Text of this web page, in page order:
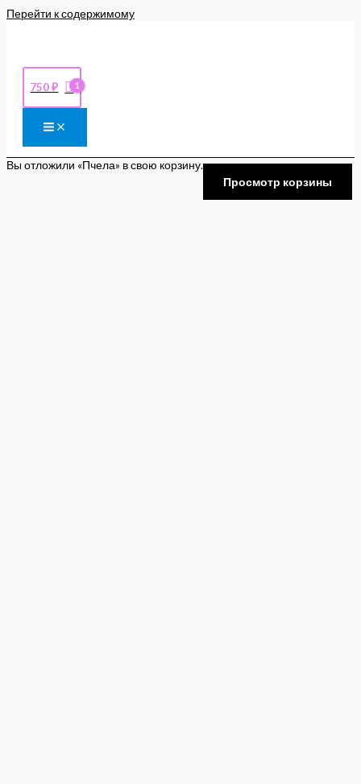
Перейти к содержимому
750₽
Вы отложили «Пчела» в свою корзину.
Просмотр корзины